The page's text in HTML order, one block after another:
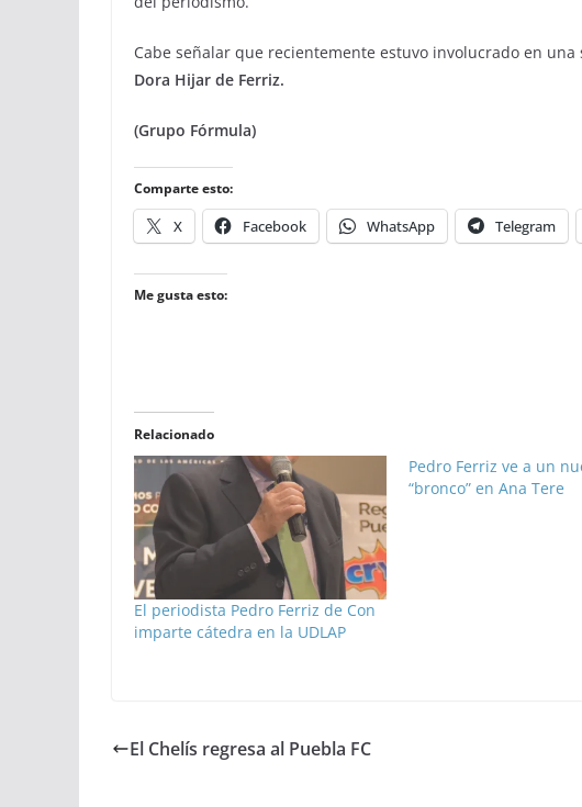
Cabe señalar que recientemente estuvo involucrado en
Dora Hijar de Ferriz.
(Grupo Fórmula)
Comparte esto:
X Facebook WhatsApp Telegram
Me gusta esto:
Relacionado
El periodista Pedro Ferriz de Con
imparte cátedra en la UDLAP
Pedro Ferriz ve a un
“bronco” en Ana Tere
El Chelís regresa al Puebla FC